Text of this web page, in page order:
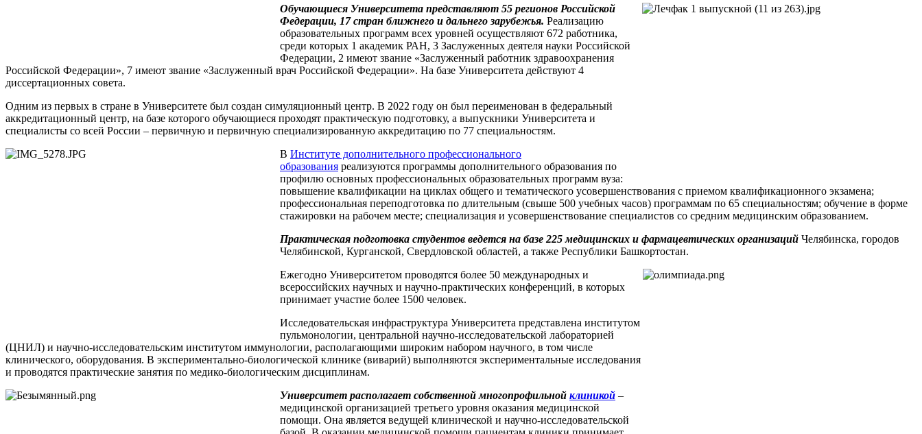
Обучающиеся Университета представляют 55 регионов Российской
Федерации, 17 стран ближнего и дальнего зарубежья. Реализацию
образовательных программ всех уровней осуществляют 672 работника,
среди которых 1 академик РАН, 3 Заслуженных деятеля науки Российской
Федерации, 2 имеют звание «Заслуженный работник здравоохранения
Российской Федерации», 7 имеют звание «Заслуженный врач Российской Федерации». На базе Университета действуют 4
диссертационных совета.
Одним из первых в стране в Университете был создан симуляционный центр. В 2022 году он был переименован в федеральный
аккредитационный центр, на базе которого обучающиеся проходят практическую подготовку, а выпускники Университета и
специалисты со всей России – первичную и первичную специализированную аккредитацию по 77 специальностям.
В Институте дополнительного профессионального
образования реализуются программы дополнительного образования по
профилю основных профессиональных образовательных программ вуза:
повышение квалификации на циклах общего и тематического усовершенствования с приемом квалификационного экзамена;
профессиональная переподготовка по длительным (свыше 500 учебных часов) программам по 65 специальностям; обучение в форме
стажировки на рабочем месте; специализация и усовершенствование специалистов со средним медицинским образованием.
Практическая подготовка студентов ведется на базе 225 медицинских и фармацевтических организаций Челябинска, городов
Челябинской, Курганской, Свердловской областей, а также Республики Башкортостан.
Ежегодно Университетом проводятся более 50 международных и
всероссийских научных и научно-практических конференций, в которых
принимает участие более 1500 человек.
Исследовательская инфраструктура Университета представлена институтом
пульмонологии, центральной научно-исследовательской лабораторией
(ЦНИЛ) и научно-исследовательским институтом иммунологии, располагающими широким набором научного, в том числе
клинического, оборудования. В экспериментально-биологической клинике (виварий) выполняются экспериментальные исследования
и проводятся практические занятия по медико-биологическим дисциплинам.
Университет располагает собственной многопрофильной клиникой –
медицинской организацией третьего уровня оказания медицинской
помощи. Она является ведущей клинической и научно-исследовательской